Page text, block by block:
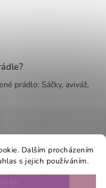
Dalším procházením
s jejich používáním.
prádlo: Sáčky, aviváž,
Shoptet
práva vyhrazena.